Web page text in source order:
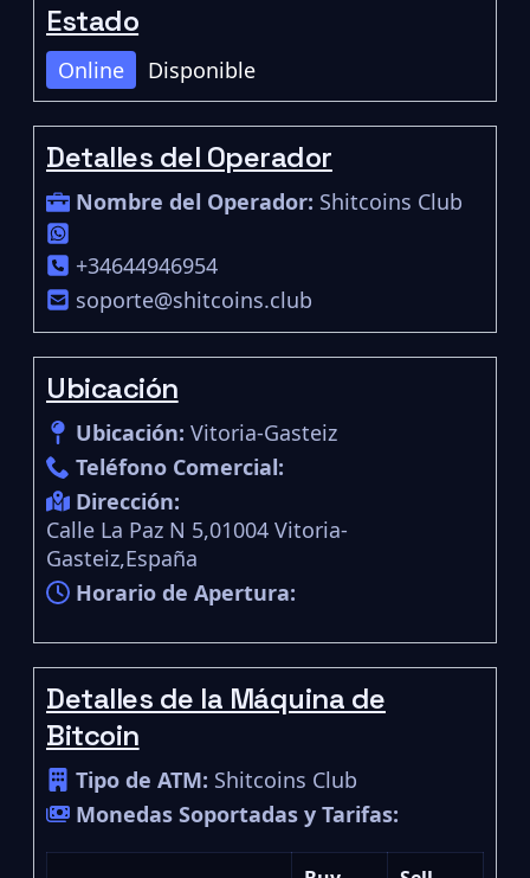
Estado
Online Disponible
Detalles del Operador
Nombre del Operador: Shitcoins Club
+34644946954
soporte@shitcoins.club
Ubicación
Ubicación: Vitoria-Gasteiz
Teléfono Comercial:
Dirección:
Calle La Paz N 5,01004 Vitoria-
Gasteiz,España
Horario de Apertura:
Detalles de la Máquina de
Bitcoin
Tipo de ATM: Shitcoins Club
Monedas Soportadas y Tarifas: